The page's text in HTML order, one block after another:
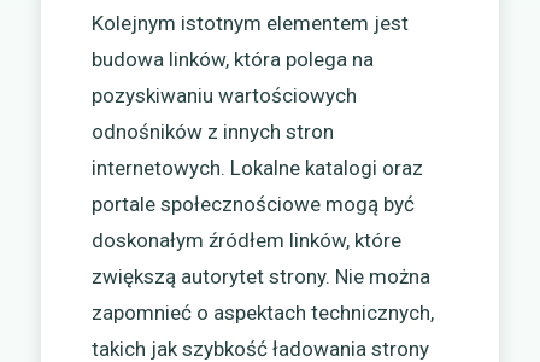
Kolejnym istotnym elementem jest
budowa linków, która polega na
pozyskiwaniu wartościowych
odnośników z innych stron
internetowych. Lokalne katalogi oraz
portale społecznościowe mogą być
doskonałym źródłem linków, które
zwiększą autorytet strony. Nie można
zapomnieć o aspektach technicznych,
takich jak szybkość ładowania strony